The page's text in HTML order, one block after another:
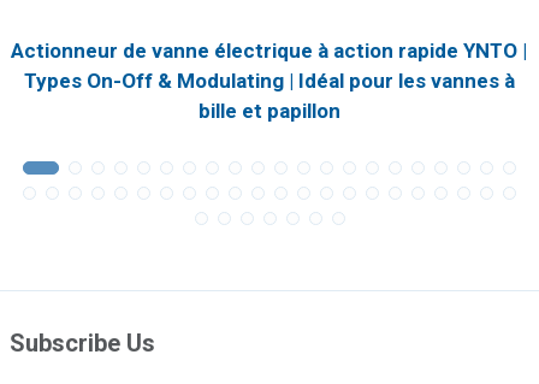
Actionneur de vanne électrique à action rapide YNTO |
Types On-Off & Modulating | Idéal pour les vannes à
bille et papillon
Subscribe Us